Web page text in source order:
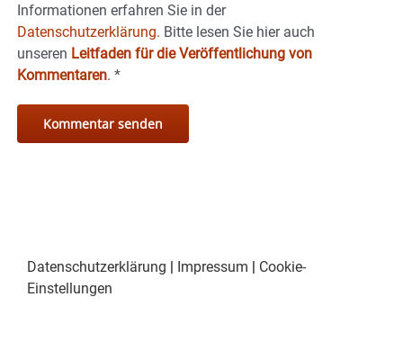
Informationen erfahren Sie in der
Datenschutzerklärung. Bitte lesen Sie hier auch
unseren Leitfaden für die Veröffentlichung von
Kommentaren. *
Datenschutzerklärung | Impressum | Cookie-
Einstellungen